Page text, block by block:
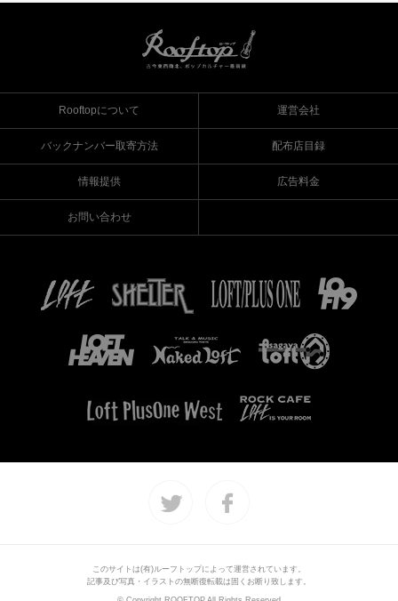
Rooftopについて 運営会社
バックナンバー取寄方法 配布店目録
情報提供 広告料金
お問い合わせ
このサイトは(有)ルーフトップによって運営されています。
記事及び写真・イラストの無断復転載は固くお断り致します。